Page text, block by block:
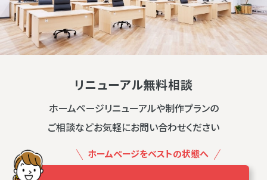
リニューアル無料相談
ホームページリニューアルや制作プランの
ご相談などお気軽にお問い合わせください
ホームページをベストの状態へ